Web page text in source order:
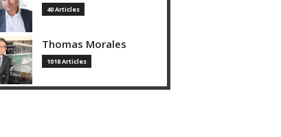
40 Articles
Thomas Morales
1018 Articles